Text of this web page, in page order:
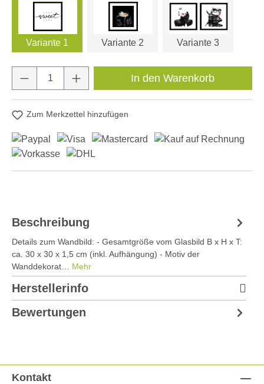
Variante 1 Variante 2 Variante 3
Produkt Anzahl: Gib den gewünschten
In den Warenkorb
Zum Merkzettel hinzufügen
Beschreibung
Details zum Wandbild: - Gesamtgröße vom Glasbild B x H x T:
ca. 30 x 30 x 1,5 cm (inkl. Aufhängung) - Motiv der
Wanddekorat… Mehr
Herstellerinfo
Bewertungen
Kontakt